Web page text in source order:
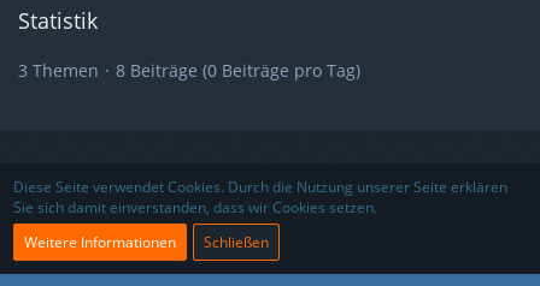
Statistik
3 Themen 8 Beiträge (0 Beiträge pro Tag)
Nutzungsbedingungen Datenschutzerklärung Impressum
Kontakt Partner
Diese Seite verwendet Cookies. Durch die Nutzung unserer Seite erklären
Sie sich damit einverstanden, dass wir Cookies setzen.
Weitere Informationen
Schließen